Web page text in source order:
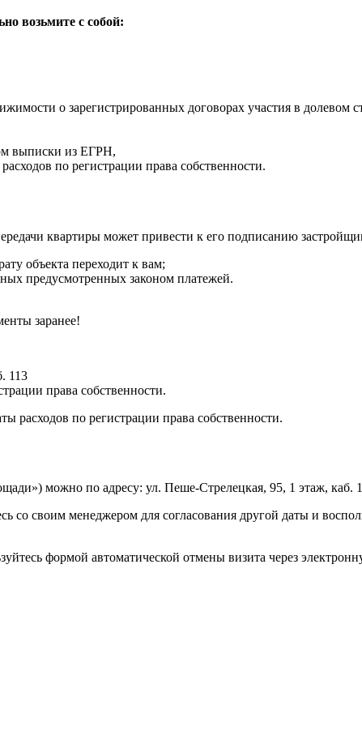
возьмите с собой:
о зарегистрированных договорах участия в долевом
выписки из ЕГРН,
по регистрации права собственности.
квартиры может привести к его подписанию
объекта переходит к вам;
предусмотренных законом платежей.
заранее!
113
права собственности.
расходов по регистрации права собственности.
можно по адресу: ул. Пеше-Стрелецкая, 95, 1 этаж, каб.
своим менеджером для согласования другой даты и
формой автоматической отмены визита через